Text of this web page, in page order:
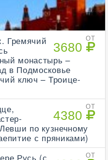
ОТ
3680
Гремячий
монастырь –
в Подмосковье
ключ – Троице-
ОТ
4380
по кузнечному
с пряниками)
ОТ
Русь (с